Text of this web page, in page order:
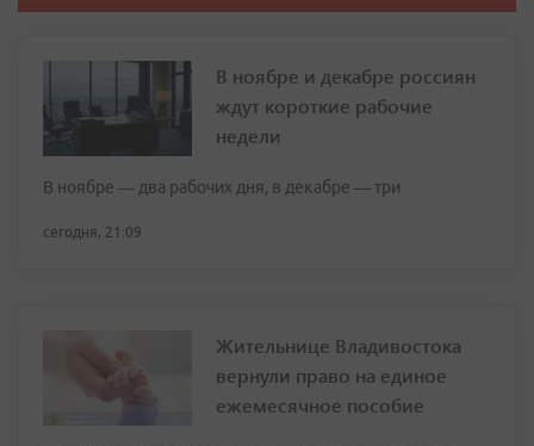
В ноябре и декабре россиян
ждут короткие рабочие
недели
В ноябре — два рабочих дня, в декабре — три
сегодня, 21:09
Жительнице Владивостока
вернули право на единое
ежемесячное пособие